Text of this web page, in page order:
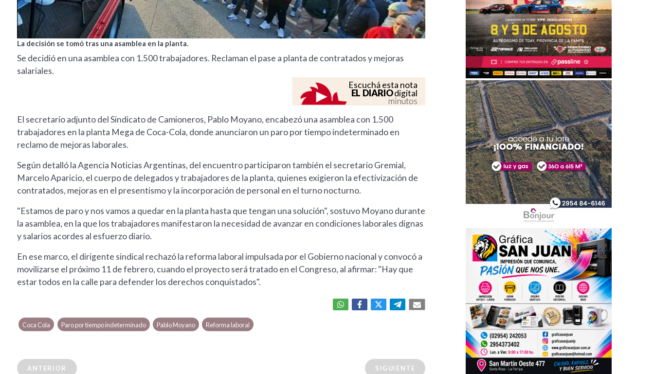
La decisión se tomó tras una asamblea en la planta.
Se decidió en una asamblea con 1.500 trabajadores. Reclaman el pase a planta de contratados y mejoras
salariales.
Escuchá esta nota
EL DIARIOdigital
minutos
El secretario adjunto del Sindicato de Camioneros, Pablo Moyano, encabezó una asamblea con 1.500
trabajadores en la planta Mega de Coca-Cola, donde anunciaron un paro por tiempo indeterminado en
reclamo de mejoras laborales.
Según detalló la Agencia Noticias Argentinas, del encuentro participaron también el secretario Gremial,
Marcelo Aparicio, el cuerpo de delegados y trabajadores de la planta, quienes exigieron la efectivización de
contratados, mejoras en el presentismo y la incorporación de personal en el turno nocturno.
"Estamos de paro y nos vamos a quedar en la planta hasta que tengan una solución", sostuvo Moyano durante
la asamblea, en la que los trabajadores manifestaron la necesidad de avanzar en condiciones laborales dignas
y salarios acordes al esfuerzo diario.
En ese marco, el dirigente sindical rechazó la reforma laboral impulsada por el Gobierno nacional y convocó a
movilizarse el próximo 11 de febrero, cuando el proyecto será tratado en el Congreso, al afirmar: "Hay que
estar todos en la calle para defender los derechos conquistados".
Coca Cola Paro por tiempo indeterminado Pablo Moyano Reforma laboral
ANTERIOR SIGUIENTE